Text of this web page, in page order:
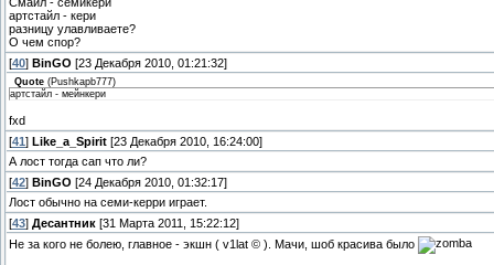
артстайл - кери
разницу улавливаете?
О чем спор?
[40] BinGO [23 Декабря 2010, 01:21:32]
Quote (Pushkapb777)
артстайл - мейнкери
fxd
[41 ] Like_a_Spirit [23 Декабря 2010, 16:24:00]
А лост тогда сап что ли?
[42] BinGO [24 Декабря 2010, 01:32:17]
Лост обычно на семи-керри играет.
[43] Десантник [31 Марта 2011, 15:22:12]
Не за кого не болею, главное - экшн ( v1lat © ). Мачи, шоб красива было